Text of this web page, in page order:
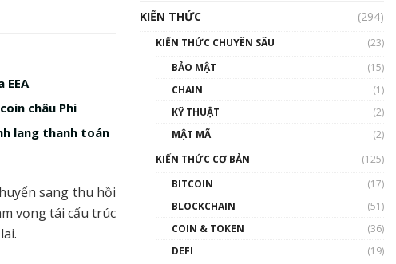
châu Phi
lang thanh toán
sang thu hồi
vọng tái cấu trúc
nhân vật ảnh hưởng nhất
hệ sinh thái tiền mã hoá |
Blockchain
Nhân sự tương lại ngành
Blockchain Việt Nam | Phổ
cập Blockchain
KIẾN THỨC
(294)
KIẾN THỨC CHUYÊN SÂU
(23)
BẢO MẬT
(15)
CHAIN
(1)
KỸ THUẬT
(2)
MẬT MÃ
(2)
KIẾN THỨC CƠ BẢN
(125)
BITCOIN
(17)
BLOCKCHAIN
(51)
COIN & TOKEN
(36)
DEFI
(19)